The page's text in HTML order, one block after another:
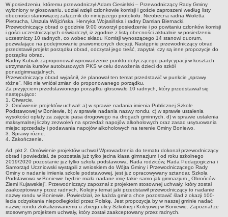
terenów Gminy Boniewo
System Informacji Przestrzennej e-mapa
petycje
ponowne wykorzystywanie
pomoc prawna
Punkt potwierdzania profilu zaufanego
Porozumienia
Infromacje w zakresie preferencyjnego paliwa stałego
ocena jakości wody
WŁADZE I STRUKTURA
Rada gminy
Urząd gminy
Wójt
Jednostki organizacyjne
jednostki pomocnicze /sołectwa Gminy Boniewo/
Gminne Instytucje Kultury
Nabór pracowników na stanowiska pracy
W posiedzeniu, któremu przewodniczył Adam Ciesielski – Przewodniczący Rady Gminy
wyłoniony w głosowaniu, udział wzięli członkowie komisji i goście zaproszeni według listy
obecności stanowiącej załącznik do niniejszego protokołu. Nieobecna radna Wioletta
Pietrucha, Urszula Wójcińska, Henryka Wojasińska i radny Damian Biernacki.
Przewodniczący obrad o godzinie 9:00 otworzył posiedzenie i po powitaniu członków komisji
i gości uczestniczących oświadczył, iż zgodnie z listą obecności aktualnie w posiedzeniu
uczestniczy 10 radnych, co wobec składu Komisji wynoszącego 14 stanowi quorum,
pozwalające na podejmowanie prawomocnych decyzji. Następnie przewodniczący obrad
przedstawił projekt porządku obrad, odczytał jego treść, zapytał, czy są inne propozycje do
porządku obrad.
Radny Kubiak zaproponował wprowadzenie punktu dotyczącego partycypacji w kosztach
utrzymania kursów autobusowych PKS w celu dowożenia dzieci do szkół
ponadgimnazjalnych.
Przewodniczący obrad wyjaśnił, że planował ten temat przedstawić w punkcie „sprawy
różne”. Nikt nie wniósł zmian do proponowanego porządku.
Za przyjęciem przedstawionego porządku głosowało 10 radnych, który przedstawiał się
następująco:
1. Otwarcie.
2. Omówienie projektów uchwał: a) w sprawie nadania imienia Publicznej Szkole
Podstawowej w Boniewie, b) w sprawie nadania nazwy rondu, c) w sprawie ustalenia
wysokości opłaty za zajęcie pasa drogowego na drogach gminnych, d) w sprawie ustalenia
maksymalnej liczby zezwoleń na sprzedaż napojów alkoholowych oraz zasad usytuowania
miejsc sprzedaży i podawania napojów alkoholowych na terenie Gminy Boniewo.
3. Sprawy różne.
4. Zakończenie.
Ad. pkt 2. Omówienie projektów uchwał Wprowadzenia do tematu dokonał przewodniczący
obrad i powiedział, że pozostała już tylko jedna klasa gimnazjum i od roku szkolnego
2019/2020 pozostanie już tylko szkoła podstawowa. Rada rodziców, Rada Pedagogiczna i
Samorząd Uczniowski wystąpili z wnioskiem do Wójta Gminy i Przewodniczącego Rady
Gminy o nadanie imienia szkole podstawowej, jest już opracowywany sztandar. Szkoła
Podstawowa w Boniewie będzie miała nadane imię takie samo jak gimnazjum „ Obrońców
Ziemi Kujawskiej”. Przewodniczący zapoznał z projektem stosownej uchwały, który został
zaakceptowany przez radnych. Kolejny temat jaki przedstawił przewodniczący to nadanie
nazwy rondu w Boniewie. Powiedział, że każda gmina chce pozostawić ślad z okazji 100-
lecia odzyskania niepodległości przez Polskę. Jest propozycja by w naszej gminie nadać
nazwę rondu zlokalizowanemu u zbiegu ulicy Szkolnej i Kolejowej w Boniewie. Zapoznał ze
stosownym projektem uchwały, który został zaakceptowany przez radnych.